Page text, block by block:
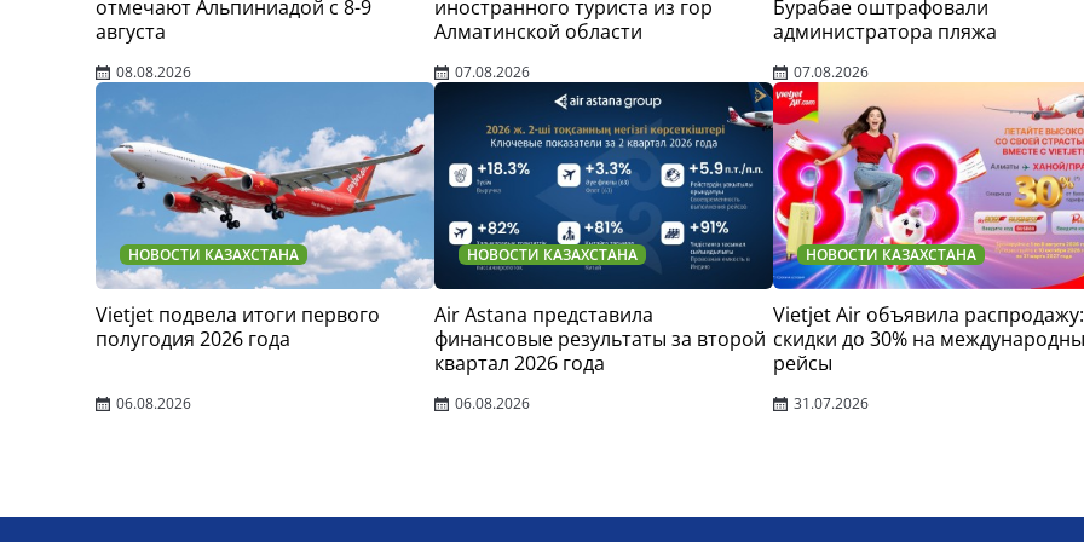
отмечают Альпиниадой с 8-9
августа
08.08.2026
иностранного туриста из гор
Алматинской области
07.08.2026
Бурабае оштрафовали
администратора пляжа
07.08.2026
НОВОСТИ КАЗАХСТАНА
Vietjet подвела итоги первого
полугодия 2026 года
06.08.2026
НОВОСТИ КАЗАХСТАНА
Air Astana представила
финансовые результаты за второй
квартал 2026 года
06.08.2026
НОВОСТИ КАЗАХСТАНА
Vietjet Air объявила распродажу:
скидки до 30% на
рейсы
31.07.2026